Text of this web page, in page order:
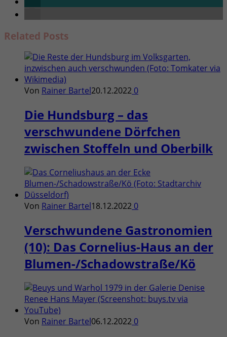
Related Posts
Von Rainer Bartel20.12.2022 0
Die Hundsburg – das
verschwundene Dörfchen
zwischen Stoffeln und Oberbilk
Von Rainer Bartel18.12.2022 0
Verschwundene Gastronomien
(10): Das Cornelius-Haus an der
Blumen-/Schadowstraße/Kö
Von Rainer Bartel06.12.2022 0